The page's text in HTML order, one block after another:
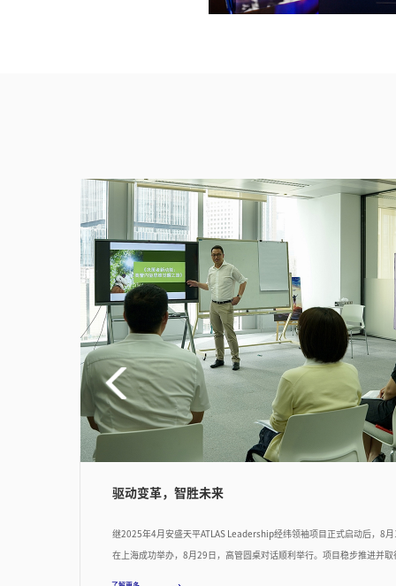
驱动变革，智胜未来
继2025年4月安盛天平ATLAS Leadership经纬领袖项目正式启动后，8
在上海成功举办，8月29日，高管圆桌对话顺利举行。项目稳步推进并